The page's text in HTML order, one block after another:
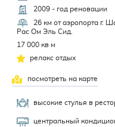
2009 - год реновации
26 км от аэропорта г.
Рас Ом Эль Сид.
17 000 кв м
релакс отдых
посмотреть на карте
высокие стулья в
центральный